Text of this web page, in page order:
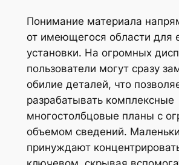
Понимание материала
от имеющегося области для
установки. На огромных
пользователи могут сразу
обилие деталей, что
разрабатывать комплексные
многостолбцовые планы с
объемом сведений.
принуждают